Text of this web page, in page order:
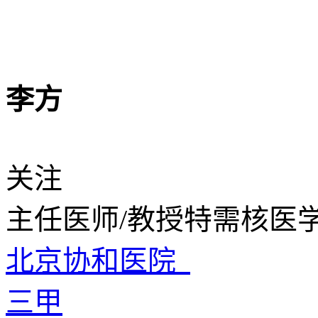
李方
关注
主任医师/教授特需核医
北京协和医院
三甲